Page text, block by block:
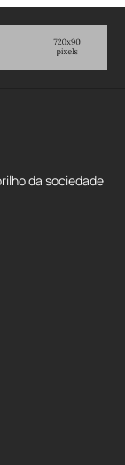
da sociedade